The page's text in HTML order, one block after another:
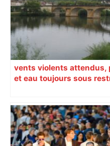
vents violents attendus,
et eau toujours sous